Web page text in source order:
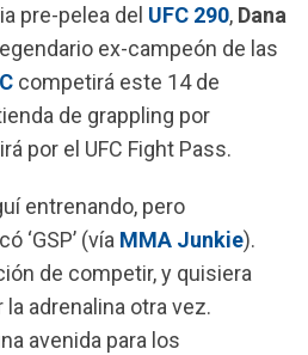
pre-pelea del UFC 290, Dana
ex-campeón de las
competirá este 14 de
de grappling por
por el UFC Fight Pass.
entrenando, pero
‘GSP’ (vía MMA Junkie).
de competir, y quisiera
adrenalina otra vez.
avenida para los